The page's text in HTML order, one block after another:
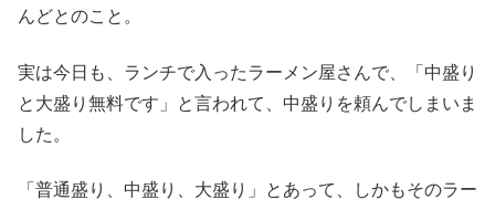
んどとのこと。
実は今日も、ランチで入ったラーメン屋さんで、「中盛り
と大盛り無料です」と言われて、中盛りを頼んでしまいま
した。
「普通盛り、中盛り、大盛り」とあって、しかもそのラー